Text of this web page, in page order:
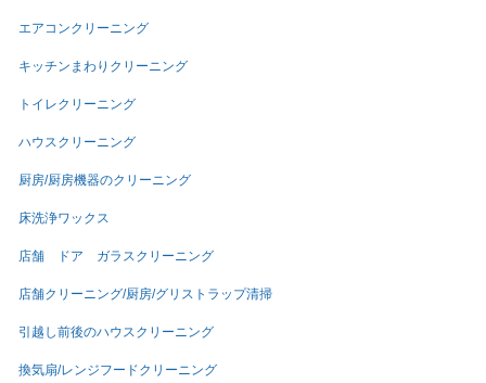
エアコンクリーニング
キッチンまわりクリーニング
トイレクリーニング
ハウスクリーニング
厨房/厨房機器のクリーニング
床洗浄ワックス
店舗 ドア ガラスクリーニング
店舗クリーニング/厨房/グリストラップ清掃
引越し前後のハウスクリーニング
換気扇/レンジフードクリーニング